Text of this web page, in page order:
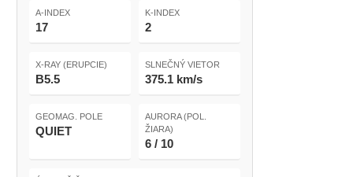
A-INDEX
17
K-INDEX
2
X-RAY (ERUPCIE)
B5.5
SLNEČNÝ VIETOR
375.1 km/s
GEOMAG. POLE
QUIET
AURORA (POL.
ŽIARA)
6 / 10